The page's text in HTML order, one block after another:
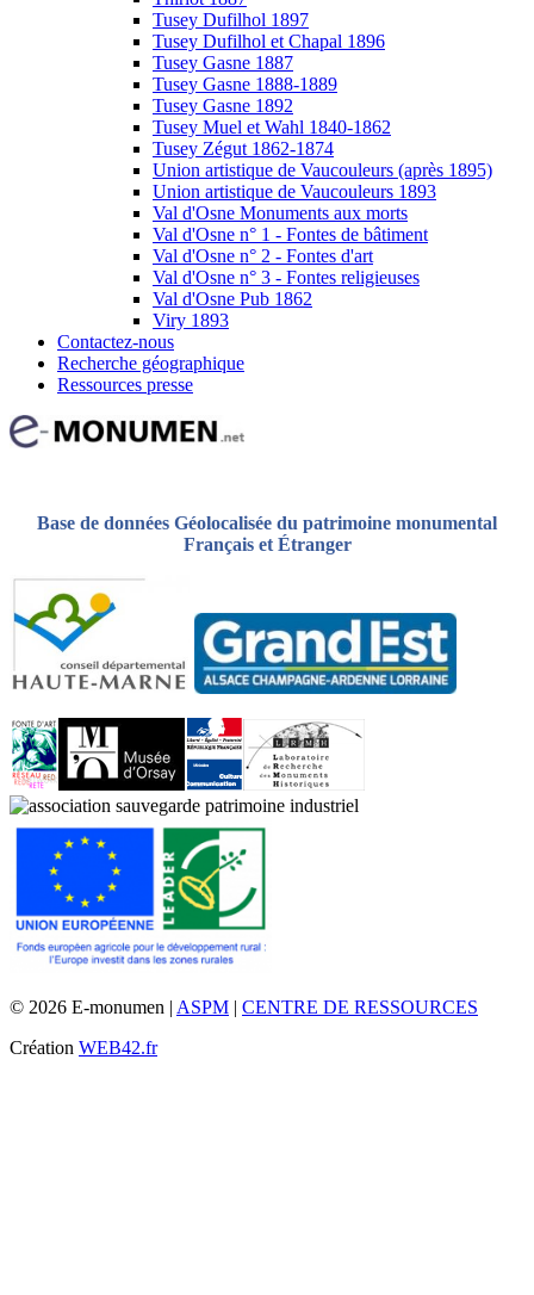
Tusey Dufilhol 1897
Tusey Dufilhol et Chapal 1896
Tusey Gasne 1887
Tusey Gasne 1888-1889
Tusey Gasne 1892
Tusey Muel et Wahl 1840-1862
Tusey Zégut 1862-1874
Union artistique de Vaucouleurs (après 1895)
Union artistique de Vaucouleurs 1893
Val d'Osne Monuments aux morts
Val d'Osne n° 1 - Fontes de bâtiment
Val d'Osne n° 2 - Fontes d'art
Val d'Osne n° 3 - Fontes religieuses
Val d'Osne Pub 1862
Viry 1893
Contactez-nous
Recherche géographique
Ressources presse
Base de données Géolocalisée du patrimoine monumental
Français et Étranger
© 2026 E-monumen | ASPM | CENTRE DE RESSOURCES
Création WEB42.fr